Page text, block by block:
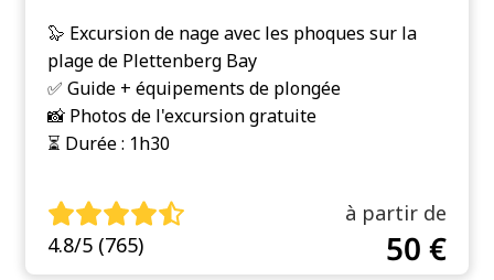
🦭 Excursion de nage avec les phoques sur la
plage de Plettenberg Bay
✅ Guide + équipements de plongée
📸 Photos de l'excursion gratuite
⏳ Durée : 1h30
4.8/5 (765)
à partir de
50 €